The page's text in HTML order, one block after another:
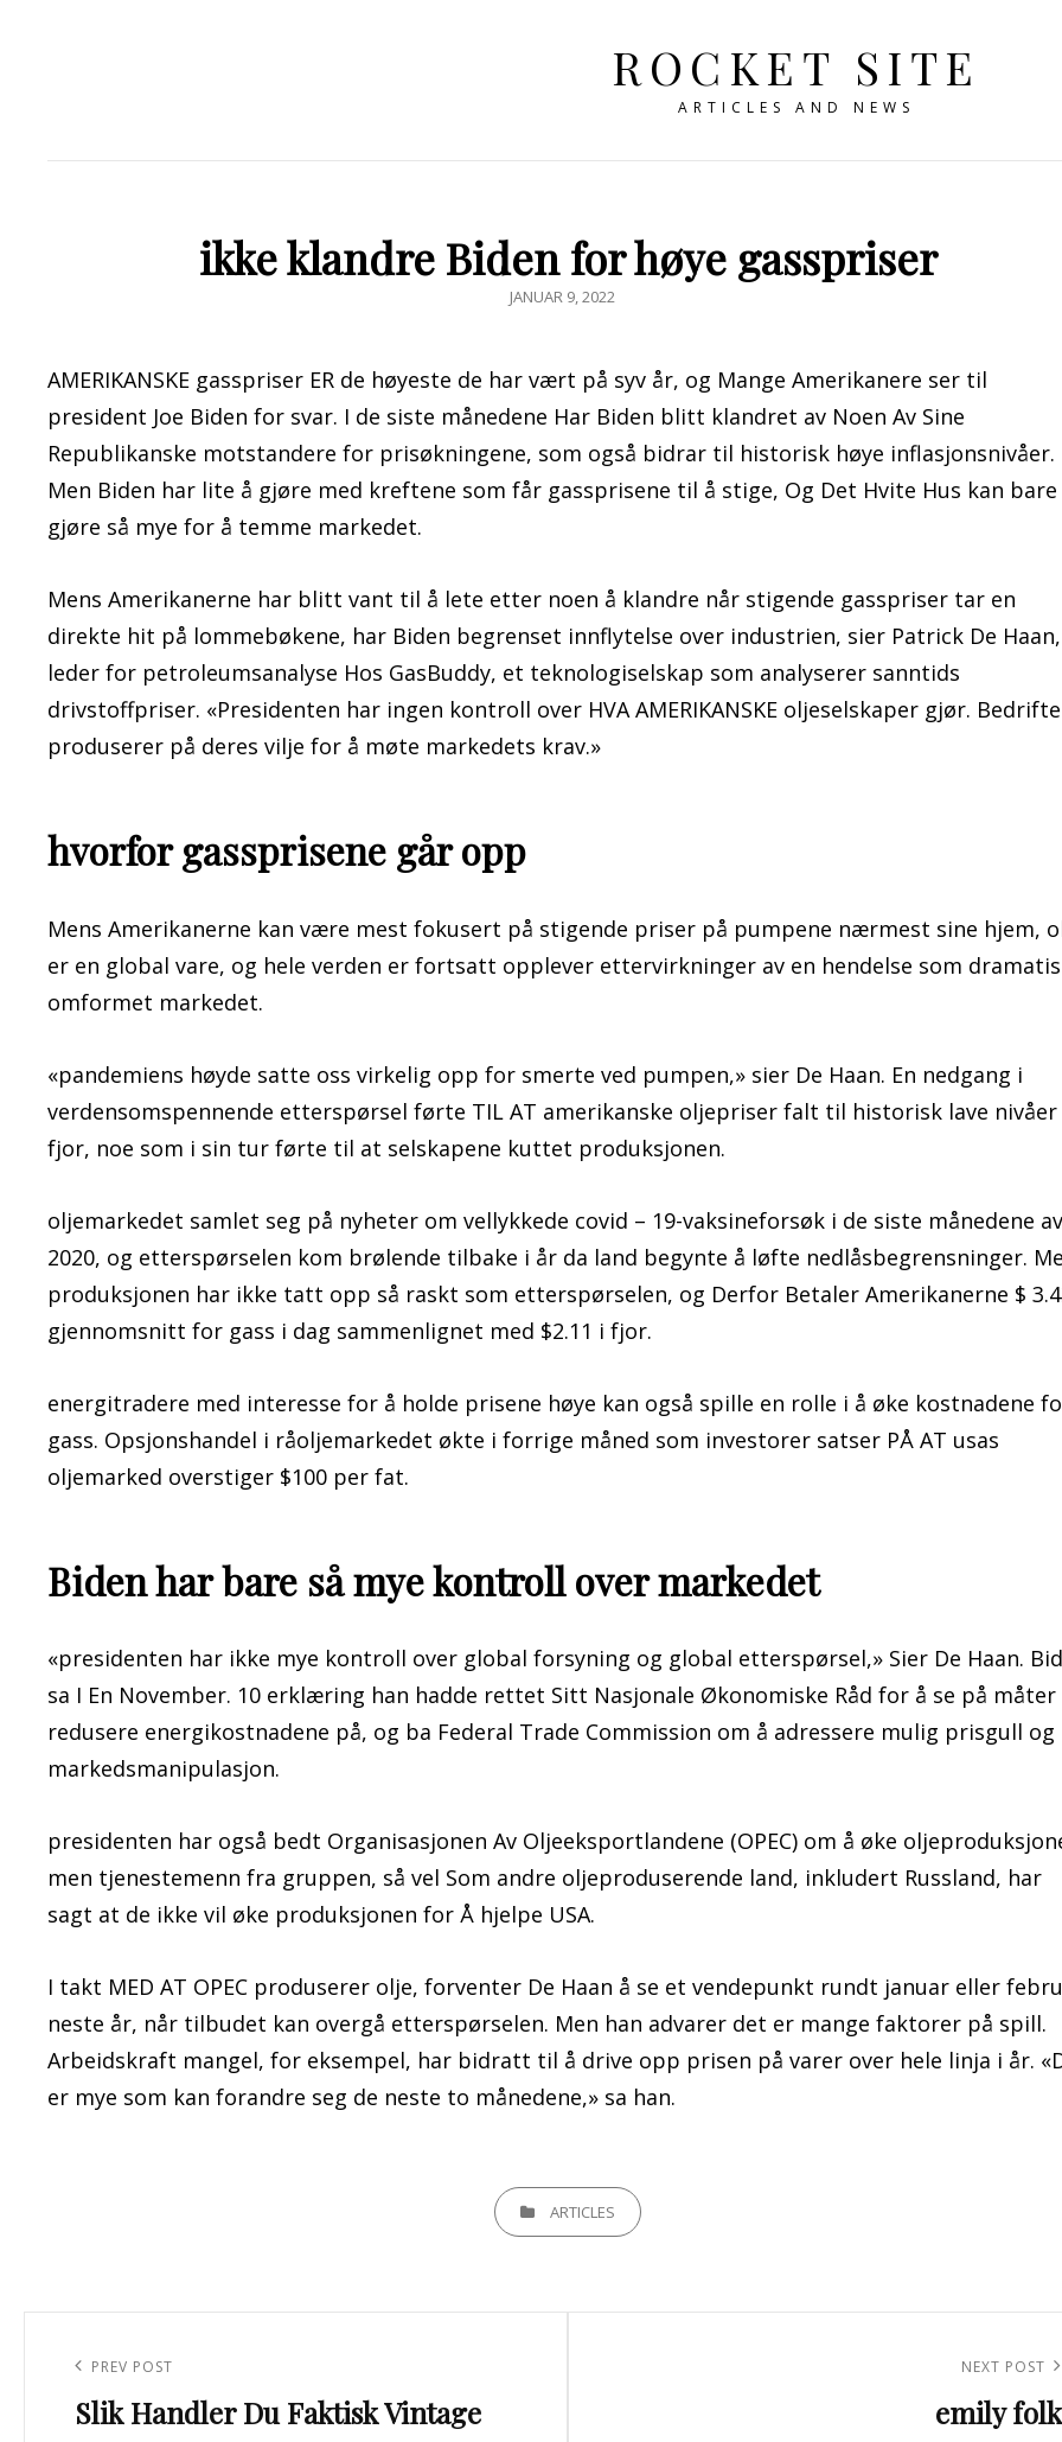
ROCKET SITE
ARTICLES AND NEWS
ikke klandre Biden for høye gasspriser
POSTED
JANUAR 9, 2022
AMERIKANSKE gasspriser ER de høyeste de har vært på syv år, og Mange Amerikanere ser til
president Joe Biden for svar. I de siste månedene Har Biden blitt klandret av Noen Av Sine
Republikanske motstandere for prisøkningene, som også bidrar til historisk høye inflasjonsnivåer.
Men Biden har lite å gjøre med kreftene som får gassprisene til å stige, Og Det Hvite Hus kan bare
gjøre så mye for å temme markedet.
Mens Amerikanerne har blitt vant til å lete etter noen å klandre når stigende gasspriser tar en
direkte hit på lommebøkene, har Biden begrenset innflytelse over industrien, sier Patrick De Haan,
leder for petroleumsanalyse Hos GasBuddy, et teknologiselskap som analyserer sanntids
drivstoffpriser. «Presidenten har ingen kontroll over HVA AMERIKANSKE oljeselskaper gjør.
produserer på deres vilje for å møte markedets krav.»
hvorfor gassprisene går opp
Mens Amerikanerne kan være mest fokusert på stigende priser på pumpene nærmest sine hjem,
er en global vare, og hele verden er fortsatt opplever ettervirkninger av en hendelse som
omformet markedet.
«pandemiens høyde satte oss virkelig opp for smerte ved pumpen,» sier De Haan. En nedgang i
verdensomspennende etterspørsel førte TIL AT amerikanske oljepriser falt til historisk lave nivåer
fjor, noe som i sin tur førte til at selskapene kuttet produksjonen.
oljemarkedet samlet seg på nyheter om vellykkede covid – 19-vaksineforsøk i de siste månedene av
2020, og etterspørselen kom brølende tilbake i år da land begynte å løfte nedlåsbegrensninger.
produksjonen har ikke tatt opp så raskt som etterspørselen, og Derfor Betaler Amerikanerne $
gjennomsnitt for gass i dag sammenlignet med $2.11 i fjor.
energitradere med interesse for å holde prisene høye kan også spille en rolle i å øke kostnadene
gass. Opsjonshandel i råoljemarkedet økte i forrige måned som investorer satser PÅ AT usas
oljemarked overstiger $100 per fat.
Biden har bare så mye kontroll over markedet
«presidenten har ikke mye kontroll over global forsyning og global etterspørsel,» Sier De Haan.
sa I En November. 10 erklæring han hadde rettet Sitt Nasjonale Økonomiske Råd for å se på måter
redusere energikostnadene på, og ba Federal Trade Commission om å adressere mulig prisgull og
markedsmanipulasjon.
presidenten har også bedt Organisasjonen Av Oljeeksportlandene (OPEC) om å øke
men tjenestemenn fra gruppen, så vel Som andre oljeproduserende land, inkludert Russland, har
sagt at de ikke vil øke produksjonen for Å hjelpe USA.
I takt MED AT OPEC produserer olje, forventer De Haan å se et vendepunkt rundt januar eller
neste år, når tilbudet kan overgå etterspørselen. Men han advarer det er mange faktorer på spill.
Arbeidskraft mangel, for eksempel, har bidratt til å drive opp prisen på varer over hele linja i år.
er mye som kan forandre seg de neste to månedene,» sa han.
CATEGORIESARTICLES
Previous
Post
PREV POST
Slik Handler Du Faktisk Vintage
NEXT POST
emily folk